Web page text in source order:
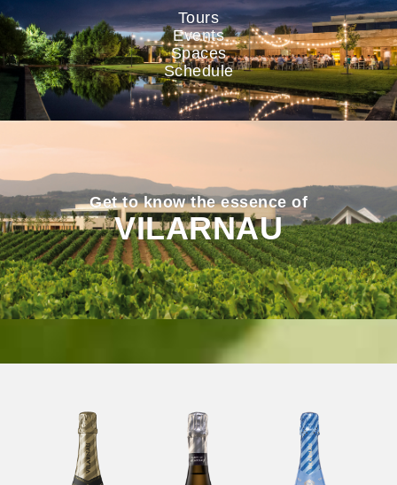
Tours
Events
Spaces
Schedule
Get to know the essence of
VILARNAU